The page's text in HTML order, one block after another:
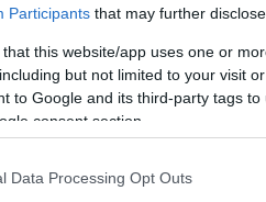
Participants that may further
that this website/app uses one or
but not limited to your visit
to Google and its third-party tags
consent section.
Data Processing Opt Outs
Matt Burgess, a Wyomingi
halászati kutatásból indult ki
a keresést, ahelyett, hogy